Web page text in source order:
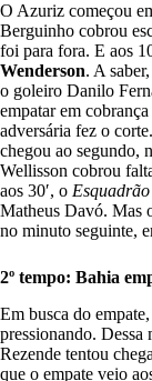
O Azuriz começou
Berguinho cobrou
foi para fora. E aos
Wenderson. A
o goleiro Danilo
empatar em
adversária fez o
chegou ao segundo,
Wellisson cobrou
aos 30′, o Esquadrão
Matheus Davó. Mas
no minuto seguinte,
2º tempo: Bahia
Em busca do
pressionando. Dessa
Rezende tentou
que o empate veio